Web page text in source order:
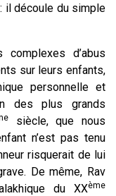
il découle du simple
d’abus
sur leurs enfants,
personnelle et
des plus grands
siècle, que nous
n’est pas tenu
risquerait de lui
De même, Rav
du XXème